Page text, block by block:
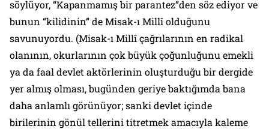
söylüyor, “Kapanmamış bir parantez”den söz ediyor ve
bunun “kilidinin” de Misak-ı Millî olduğunu
savunuyordu. (Misak-ı Millî çağrılarının en radikal
olanının, okurlarının çok büyük çoğunluğunu emekli
ya da faal devlet aktörlerinin oluşturduğu bir dergide
yer almış olması, bugünden geriye baktığımda bana
daha anlamlı görünüyor; sanki devlet içinde
birilerinin gönül tellerini titretmek amacıyla kaleme